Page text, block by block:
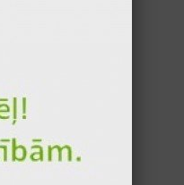
Pievienot